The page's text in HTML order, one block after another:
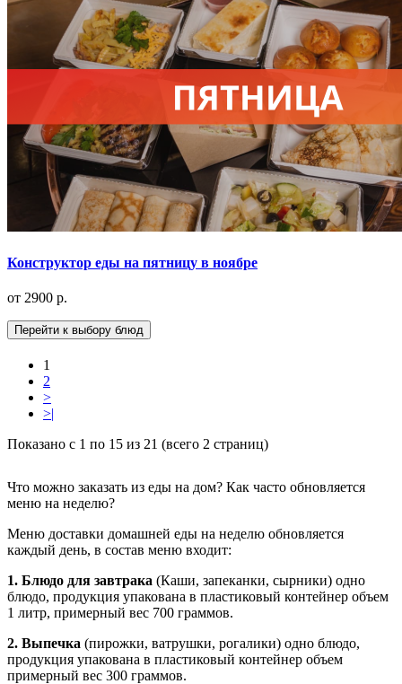
Конструктор еды на пятницу в ноябре
от 2900 р.
Перейти к выбору блюд
1
2
>
>|
Показано с 1 по 15 из 21 (всего 2 страниц)
Что можно заказать из еды на дом? Как часто обновляется
меню на неделю?
Меню доставки домашней еды на неделю обновляется
каждый день, в состав меню входит:
1. Блюдо для завтрака (Каши, запеканки, сырники) одно
блюдо, продукция упакована в пластиковый контейнер объем
1 литр, примерный вес 700 граммов.
2. Выпечка (пирожки, ватрушки, рогалики) одно блюдо,
продукция упакована в пластиковый контейнер объем
примерный вес 300 граммов.